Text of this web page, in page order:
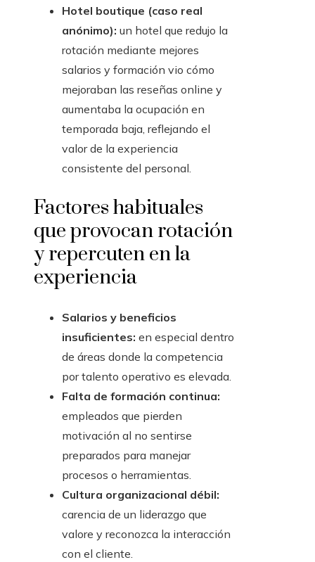
Hotel boutique (caso real
anónimo): un hotel que redujo la
rotación mediante mejores
salarios y formación vio cómo
mejoraban las reseñas online y
aumentaba la ocupación en
temporada baja, reflejando el
valor de la experiencia
consistente del personal.
Factores habituales
que provocan rotación
y repercuten en la
experiencia
Salarios y beneficios
insuficientes: en especial dentro
de áreas donde la competencia
por talento operativo es elevada.
Falta de formación continua:
empleados que pierden
motivación al no sentirse
preparados para manejar
procesos o herramientas.
Cultura organizacional débil:
carencia de un liderazgo que
valore y reconozca la interacción
con el cliente.